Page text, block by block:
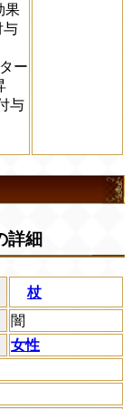
果
与
ー
与
詳細
杖
闇
女性